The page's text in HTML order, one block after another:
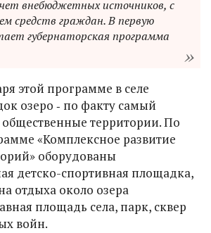
внебюджетных источников, с
средств граждан. В первую
губернаторская программа
этой программе в селе
озеро ‑ по факту самый
территории. По
«Комплексное развитие
оборудованы
детско-спортивная площадка,
отдыха около озера
площадь села, парк, сквер
войн.